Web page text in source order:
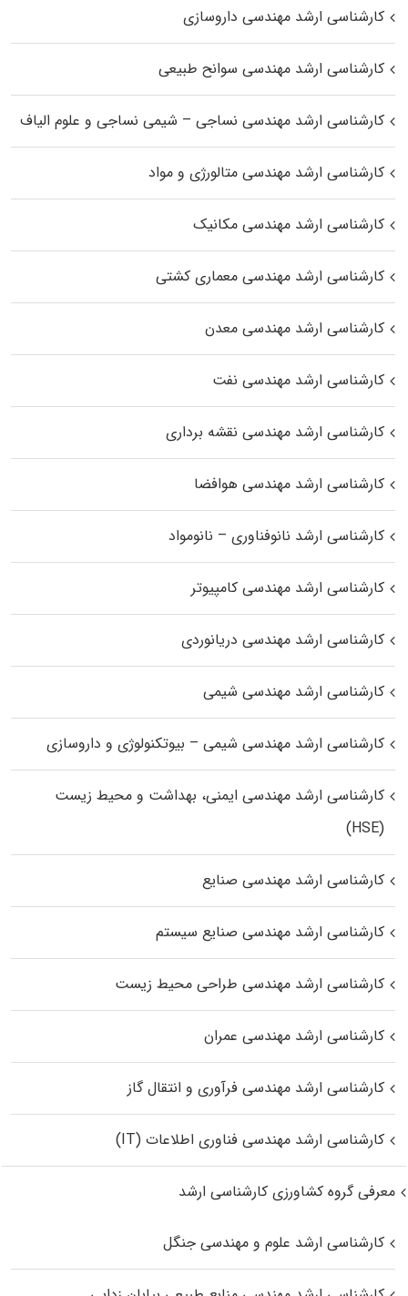
کارشناسی ارشد مهندسی داروسازی
کارشناسی ارشد مهندسی سوانح طبیعی
کارشناسی ارشد مهندسی نساجی – شیمی نساجی و علوم الیاف
کارشناسی ارشد مهندسی متالورژی و مواد
کارشناسی ارشد مهندسی مکانیک
کارشناسی ارشد مهندسی معماری کشتی
کارشناسی ارشد مهندسی معدن
کارشناسی ارشد مهندسی نفت
کارشناسی ارشد مهندسی نقشه برداری
کارشناسی ارشد مهندسی هوافضا
کارشناسی ارشد نانوفناوری – نانومواد
کارشناسی ارشد مهندسی کامپیوتر
کارشناسی ارشد مهندسی دریانوردی
کارشناسی ارشد مهندسی شیمی
کارشناسی ارشد مهندسی شیمی – بیوتکنولوژی و داروسازی
کارشناسی ارشد مهندسی ایمنی، بهداشت و محیط زیست
(HSE)
کارشناسی ارشد مهندسی صنایع
کارشناسی ارشد مهندسی صنایع سیستم
کارشناسی ارشد مهندسی طراحی محیط زیست
کارشناسی ارشد مهندسی عمران
کارشناسی ارشد مهندسی فرآوری و انتقال گاز
کارشناسی ارشد مهندسی فناوری اطلاعات (IT)
معرفی گروه کشاورزی کارشناسی ارشد
کارشناسی ارشد علوم و مهندسی جنگل